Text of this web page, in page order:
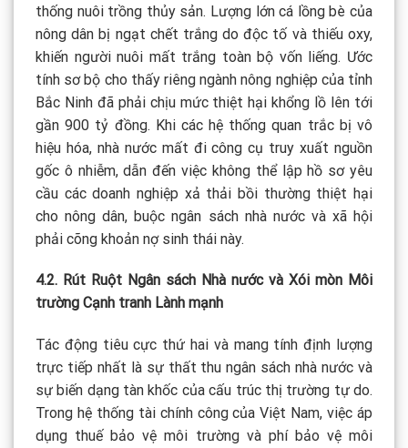
thống nuôi trồng thủy sản. Lượng lớn cá lồng bè của
nông dân bị ngạt chết trắng do độc tố và thiếu oxy,
khiến người nuôi mất trắng toàn bộ vốn liếng. Ước
tính sơ bộ cho thấy riêng ngành nông nghiệp của tỉnh
Bắc Ninh đã phải chịu mức thiệt hại khổng lồ lên tới
gần 900 tỷ đồng. Khi các hệ thống quan trắc bị vô
hiệu hóa, nhà nước mất đi công cụ truy xuất nguồn
gốc ô nhiễm, dẫn đến việc không thể lập hồ sơ yêu
cầu các doanh nghiệp xả thải bồi thường thiệt hại
cho nông dân, buộc ngân sách nhà nước và xã hội
phải cõng khoản nợ sinh thái này.
4.2. Rút Ruột Ngân sách Nhà nước và Xói mòn Môi
trường Cạnh tranh Lành mạnh
Tác động tiêu cực thứ hai và mang tính định lượng
trực tiếp nhất là sự thất thu ngân sách nhà nước và
sự biến dạng tàn khốc của cấu trúc thị trường tự do.
Trong hệ thống tài chính công của Việt Nam, việc áp
dụng thuế bảo vệ môi trường và phí bảo vệ môi